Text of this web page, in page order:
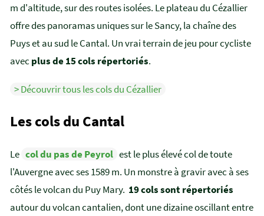
m d'altitude, sur des routes isolées. Le plateau du Cézallier
offre des panoramas uniques sur le Sancy, la chaîne des
Puys et au sud le Cantal. Un vrai terrain de jeu pour cycliste
avec plus de 15 cols répertoriés.
> Découvrir tous les cols du Cézallier
Les cols du Cantal
Le col du pas de Peyrol est le plus élevé col de toute
l'Auvergne avec ses 1589 m. Un monstre à gravir avec à ses
côtés le volcan du Puy Mary. 19 cols sont répertoriés
autour du volcan cantalien, dont une dizaine oscillant entre